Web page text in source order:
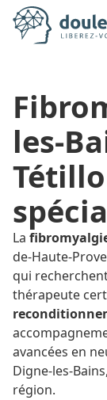
les-
La
de-Haute-
qui
thérapeute
avancées en
Digne-les-
région.